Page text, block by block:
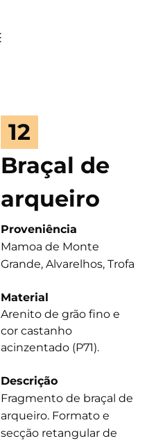
12
Braçal de
arqueiro
Proveniência
Mamoa de Monte
Grande, Alvarelhos, Trofa
Material
Arenito de grão fino e
cor castanho
acinzentado (P71).
Descrição
Fragmento de braçal de
arqueiro. Formato e
secção retangular de